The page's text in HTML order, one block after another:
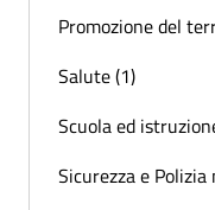
Promozione del
Salute (1)
Scuola ed
Sicurezza e